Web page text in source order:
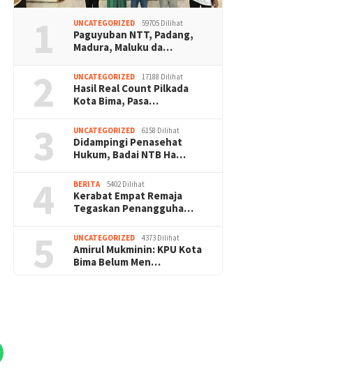
1 UNCATEGORIZED 59705 Dilihat
Paguyuban NTT, Padang,
Madura, Maluku da…
2 UNCATEGORIZED 17188 Dilihat
Hasil Real Count Pilkada
Kota Bima, Pasa…
3 UNCATEGORIZED 6158 Dilihat
Didampingi Penasehat
Hukum, Badai NTB Ha…
4 BERITA 5402 Dilihat
Kerabat Empat Remaja
Tegaskan Penangguha…
5 UNCATEGORIZED 4373 Dilihat
Amirul Mukminin: KPU Kota
Bima Belum Men…